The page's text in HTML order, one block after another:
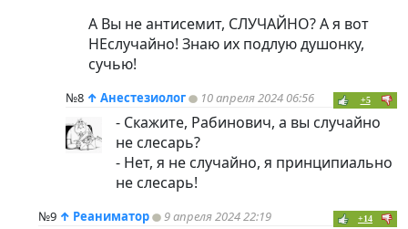
А Вы не антисемит, СЛУЧАЙНО? А я вот
НЕслучайно! Знаю их подлую душонку,
сучью!
№8 ↑ Анестезиолог 10 апреля 2024 06:56 +5
- Скажите, Рабинович, а вы случайно
не слесарь?
- Нет, я не случайно, я принципиально
не слесарь!
№9 ↑ Реаниматор 9 апреля 2024 22:19 +14